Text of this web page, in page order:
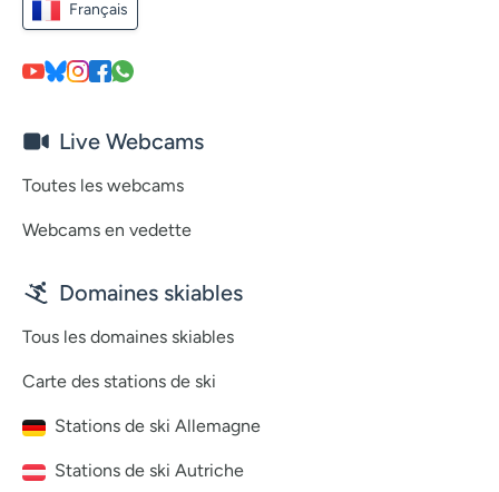
Français
Live Webcams
Toutes les webcams
Webcams en vedette
Domaines skiables
Tous les domaines skiables
Carte des stations de ski
Stations de ski Allemagne
Stations de ski Autriche